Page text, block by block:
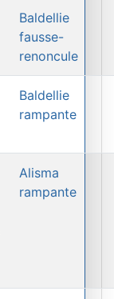
Baldellie
fausse-
renoncule
Baldellie
rampante
Alisma
rampante